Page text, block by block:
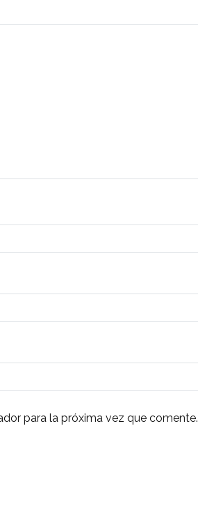
para la próxima vez que comente.